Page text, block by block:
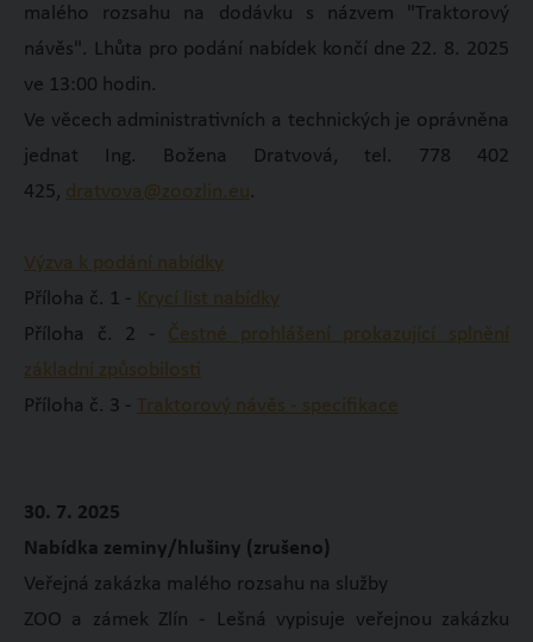
malého rozsahu na dodávku s názvem "Traktorový
návěs". Lhůta pro podání nabídek končí dne 22. 8. 2025
ve 13:00 hodin.
Ve věcech administrativních a technických je oprávněna
jednat Ing. Božena Dratvová, tel. 778 402
425, dratvova@zoozlin.eu.
Výzva k podání nabídky
Příloha č. 1 - Krycí list nabídky
Příloha č. 2 - Čestné prohlášení prokazující splnění
základní způsobilosti
Příloha č. 3 - Traktorový návěs - specifikace
30. 7. 2025
Nabídka zeminy/hlušiny (zrušeno)
Veřejná zakázka malého rozsahu na služby
ZOO a zámek Zlín - Lešná vypisuje veřejnou zakázku